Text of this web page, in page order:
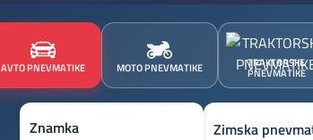
AVTO PNEVMATIKE MOTO PNEVMATIKE TRAKTORSKE
PNEVMATIKE
Znamka